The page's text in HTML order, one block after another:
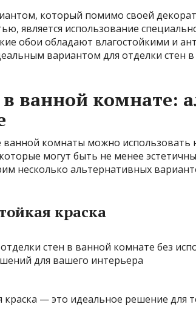
который помимо своей
является использование
обои обладают влагостойкими и
вариантом для отделки стен
ванной комнате:
ванной комнаты можно использовать
могут быть не менее
несколько альтернативных
краска
краска — это идеальное решение для